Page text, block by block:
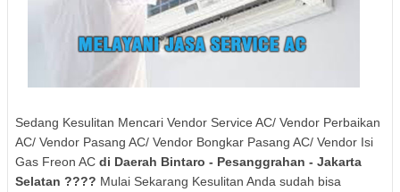
Sedang Kesulitan Mencari Vendor Service AC/ Vendor Perbaikan
AC/ Vendor Pasang AC/ Vendor Bongkar Pasang AC/ Vendor Isi
Gas Freon AC di Daerah Bintaro - Pesanggrahan - Jakarta
Selatan ???? Mulai Sekarang Kesulitan Anda sudah bisa